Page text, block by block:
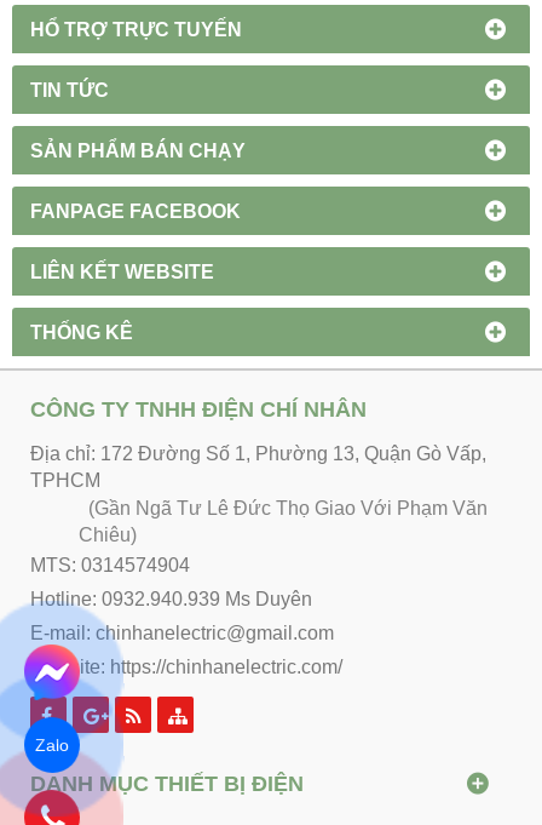
HỔ TRỢ TRỰC TUYẾN
TIN TỨC
SẢN PHẨM BÁN CHẠY
FANPAGE FACEBOOK
LIÊN KẾT WEBSITE
THỐNG KÊ
CÔNG TY TNHH ĐIỆN CHÍ NHÂN
Địa chỉ: 172 Đường Số 1, Phường 13, Quận Gò Vấp,
TPHCM
(Gần Ngã Tư Lê Đức Thọ Giao Với Phạm Văn
Chiêu)
MTS: 0314574904
Hotline: 0932.940.939 Ms Duyên
E-mail: chinhanelectric@gmail.com
Website: https://chinhanelectric.com/
DANH MỤC THIẾT BỊ ĐIỆN
Zalo